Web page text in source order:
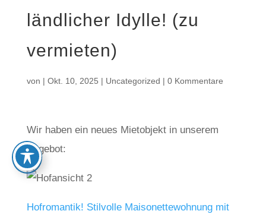
ländlicher Idylle! (zu
vermieten)
von | Okt. 10, 2025 | Uncategorized | 0 Kommentare
Wir haben ein neues Mietobjekt in unserem
Angebot:
Hofromantik! Stilvolle Maisonettewohnung mit